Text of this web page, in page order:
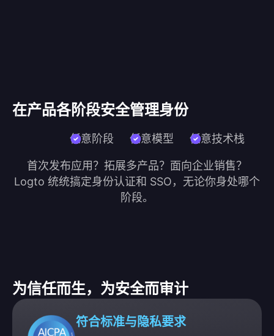
在产品各阶段安全管理身份
任意阶段 任意模型 任意技术栈
首次发布应用？拓展多产品？面向企业销售？
Logto 统统搞定身份认证和 SSO，无论你身处哪个
阶段。
为信任而生，为安全而审计
符合标准与隐私要求